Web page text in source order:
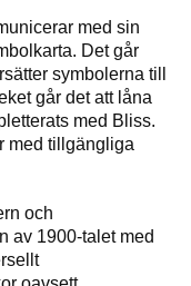
med sin
Det går
symbolerna till
går det att låna
med Bliss.
med tillgängliga
och
av 1900-talet med